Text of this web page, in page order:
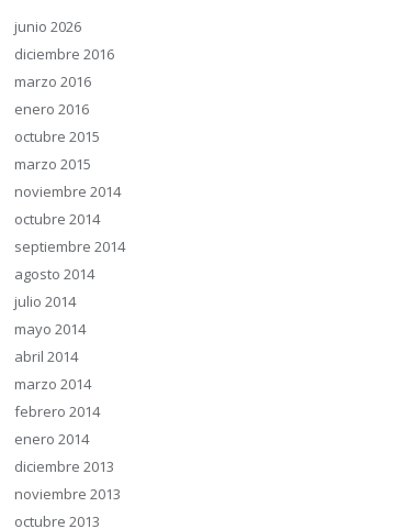
junio 2026
diciembre 2016
marzo 2016
enero 2016
octubre 2015
marzo 2015
noviembre 2014
octubre 2014
septiembre 2014
agosto 2014
julio 2014
mayo 2014
abril 2014
marzo 2014
febrero 2014
enero 2014
diciembre 2013
noviembre 2013
octubre 2013